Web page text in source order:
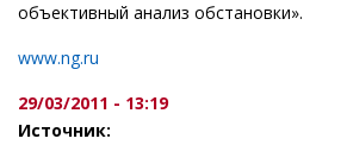
объективный анализ обстановки».
www.ng.ru
29/03/2011 - 13:19
Источник: